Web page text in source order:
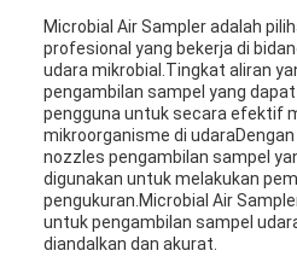
Microbial Air Sampler adalah
profesional yang bekerja di
udara mikrobial.Tingkat aliran
pengambilan sampel yang
pengguna untuk secara efektif
mikroorganisme di
nozzles pengambilan sampel
digunakan untuk melakukan
pengukuran.Microbial Air
untuk pengambilan sampel
diandalkan dan akurat.